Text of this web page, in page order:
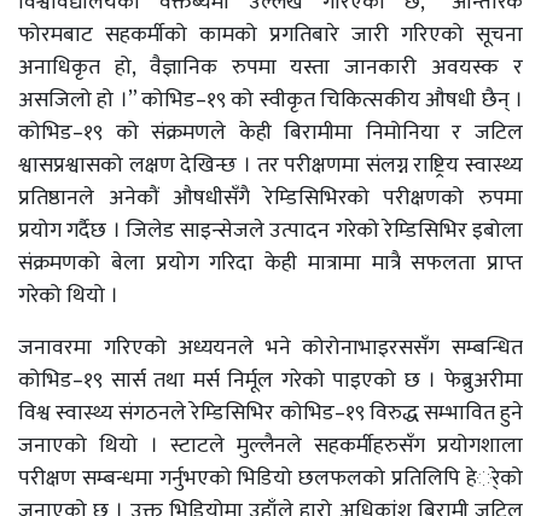
फोरमबाट सहकर्मीको कामको प्रगतिबारे जारी गरिएको सूचना
अनाधिकृत हो, वैज्ञानिक रुपमा यस्ता जानकारी अवयस्क र
असजिलो हो ।” कोभिड–१९ को स्वीकृत चिकित्सकीय औषधी छैन् ।
कोभिड–१९ को संक्रमणले केही बिरामीमा निमोनिया र जटिल
श्वासप्रश्वासको लक्षण देखिन्छ । तर परीक्षणमा संलग्न राष्ट्रिय स्वास्थ्य
प्रतिष्ठानले अनेकौं औषधीसँगै रेम्डिसिभिरको परीक्षणको रुपमा
प्रयोग गर्दैछ । जिलेड साइन्सेजले उत्पादन गरेको रेम्डिसिभिर इबोला
संक्रमणको बेला प्रयोग गरिदा केही मात्रामा मात्रै सफलता प्राप्त
गरेको थियो ।
जनावरमा गरिएको अध्ययनले भने कोरोनाभाइरससँग सम्बन्धित
कोभिड–१९ सार्स तथा मर्स निर्मूल गरेको पाइएको छ । फेब्रुअरीमा
विश्व स्वास्थ्य संगठनले रेम्डिसिभिर कोभिड–१९ विरुद्ध सम्भावित हुने
जनाएको थियो । स्टाटले मुल्लैनले सहकर्मीहरुसँग प्रयोगशाला
परीक्षण सम्बन्धमा गर्नुभएको भिडियो छलफलको प्रतिलिपि हेर्ेको